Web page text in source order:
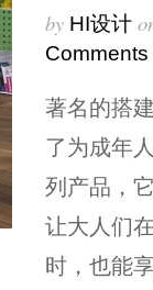
by HI设计
Comments
著名的搭
了为成年
列产品，
让大人们
时，也能